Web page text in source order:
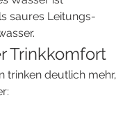
saures Leitungs-
Trinkkomfort
trinken deutlich mehr,